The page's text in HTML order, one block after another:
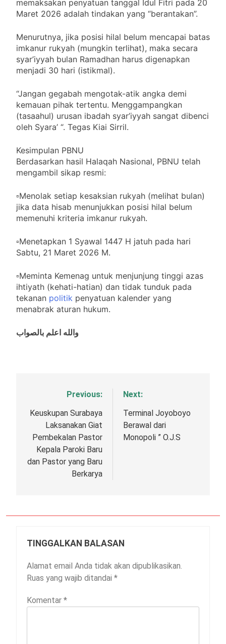
memaksakan penyatuan tanggal Idul Fitri pada 20
Maret 2026 adalah tindakan yang “berantakan”.
Menurutnya, jika posisi hilal belum mencapai batas
imkanur rukyah (mungkin terlihat), maka secara
syar’iyyah bulan Ramadhan harus digenapkan
menjadi 30 hari (istikmal).
“Jangan gegabah mengotak-atik angka demi
kemauan pihak tertentu. Menggampangkan
(tasaahul) urusan ibadah syar’iyyah sangat dibenci
oleh Syara’ “. Tegas Kiai Sirril.
Kesimpulan PBNU
Berdasarkan hasil Halaqah Nasional, PBNU telah
mengambil sikap resmi:
▫️Menolak setiap kesaksian rukyah (melihat bulan)
jika data hisab menunjukkan posisi hilal belum
memenuhi kriteria imkanur rukyah.
▫️Menetapkan 1 Syawal 1447 H jatuh pada hari
Sabtu, 21 Maret 2026 M.
▫️Meminta Kemenag untuk menjunjung tinggi azas
ihtiyath (kehati-hatian) dan tidak tunduk pada
tekanan politik penyatuan kalender yang
menabrak aturan hukum.
والله اعلم بالصواب
Navigasi
pos
Previous:
Keuskupan Surabaya
Laksanakan Giat
Pembekalan Pastor
Kepala Paroki Baru
dan Pastor yang Baru
Berkarya
Next:
Terminal Joyoboyo
Berawal dari
Monopoli ” O.J.S
TINGGALKAN BALASAN
Alamat email Anda tidak akan dipublikasikan.
Ruas yang wajib ditandai *
Komentar *